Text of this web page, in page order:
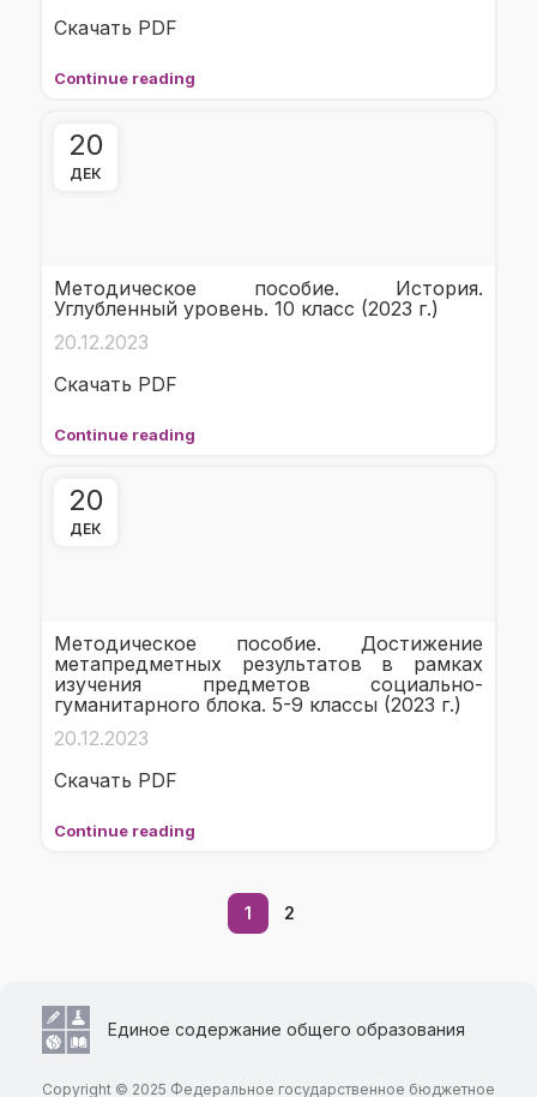
Скачать PDF
Continue reading
20
ДЕК
Методическое пособие. История.
Углубленный уровень. 10 класс (2023 г.)
20.12.2023
Скачать PDF
Continue reading
20
ДЕК
Методическое пособие. Достижение
метапредметных результатов в рамках
изучения предметов социально-
гуманитарного блока. 5-9 классы (2023 г.)
20.12.2023
Скачать PDF
Continue reading
1 2
Единое содержание общего образования
Copyright © 2025 Федеральное государственное бюджетное